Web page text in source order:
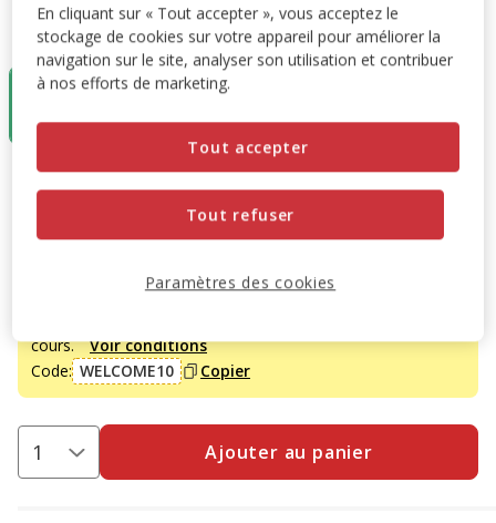
Taille:370g
370g
(13.48€ / kg)
Promotion disponible
-10% sur votre première commande* avec votre Carte
cours. Voir conditions
Code: WELCOME10 Copier
Prix 4.99€, 13.48 EUR par kg
4.99€ (13.48€ / kg)
Ajouter au panier
En cliquant sur « Tout accepter », vous acceptez le
stockage de cookies sur votre appareil pour améliorer la
navigation sur le site, analyser son utilisation et contribuer
à nos efforts de marketing.
Tout refuser
Tout accepter
Paramètres des cookies